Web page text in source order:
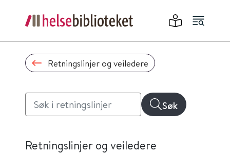
Retningslinjer og veiledere
Søk
Retningslinjer og veiledere